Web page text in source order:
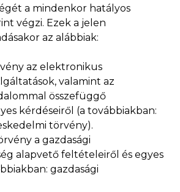
a mindenkor hatályos
végzi. Ezek a jelen
az alábbiak:
az elektronikus
valamint az
összefüggő
kérdéseiről (a továbbiakban:
törvény).
a gazdasági
alapvető feltételeiről és egyes
gazdasági